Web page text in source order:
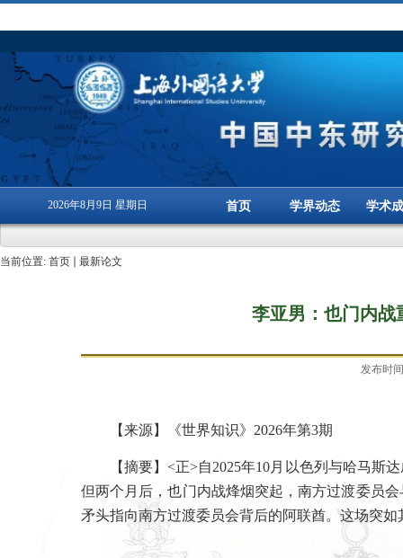
2026年8月9日 星期日 首页 学界动态 学术
当前位置: 首页 最新论文
李亚男：也门内战
发布时
【来源】《世界知识》 2026年第3期
【摘要】 <正>自2025年10月以色列与哈马斯
但两个月后，也门内战烽烟突起，南方过渡委员
矛头指向南方过渡委员会背后的阿联酋。这场突